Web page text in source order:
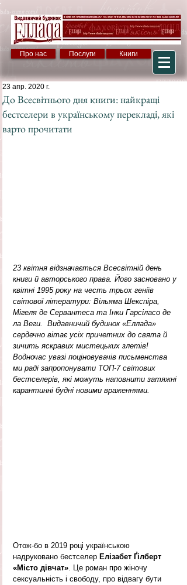
Про нас Послуги Книги
До Всесвітнього дня книги: найкращі
бестселери в українському перекладі, які
варто прочитати
23 апр. 2020 г.
23 квітня відзначається Всесвітній день
книги й авторського права. Його засновано у
квітні 1995 року на честь трьох геніїв
світової літератури: Вільяма Шекспіра,
Мігеля де Сервантеса та Інки Гарсіласо де
ла Веги.  Видавничий будинок «Еллада»
сердечно вітає усіх причетних до свята й
зичить яскравих мистецьких злетів!
Водночас увазі поціновувачів письменства
ми раді запропонувати ТОП-7 світових
бестселерів, які можуть наповнити затяжні
карантинні будні новими враженнями.
Отож-бо в 2019 році українською
надруковано бестселер Елізабет Ґілберт
«Місто дівчат». Це роман про жіночу
сексуальність і свободу, про відвагу бути